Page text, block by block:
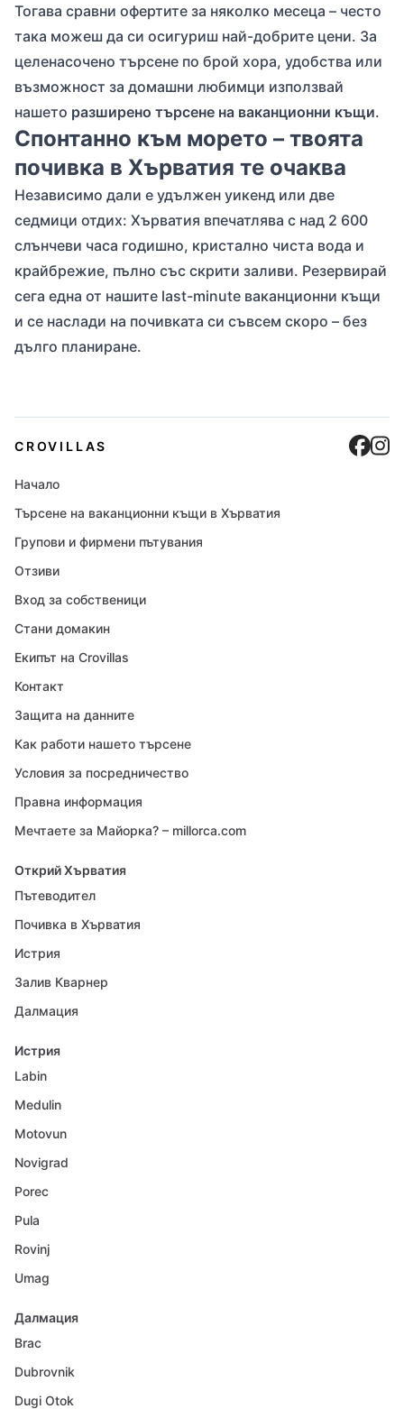
Тогава сравни офертите за няколко месеца – често
така можеш да си осигуриш най-добрите цени. За
целенасочено търсене по брой хора, удобства или
възможност за домашни любимци използвай
нашето разширено търсене на ваканционни къщи.
Спонтанно към морето – твоята
почивка в Хърватия те очаква
Независимо дали е удължен уикенд или две
седмици отдих: Хърватия впечатлява с над 2 600
слънчеви часа годишно, кристално чиста вода и
крайбрежие, пълно със скрити заливи. Резервирай
сега една от нашите last-minute ваканционни къщи
и се наслади на почивката си съвсем скоро – без
дълго планиране.
CROVILLAS
Начало
Търсене на ваканционни къщи в Хърватия
Групови и фирмени пътувания
Отзиви
Вход за собственици
Стани домакин
Екипът на Crovillas
Контакт
Защита на данните
Как работи нашето търсене
Условия за посредничество
Правна информация
Мечтаете за Майорка? – millorca.com
Открий Хърватия
Пътеводител
Почивка в Хърватия
Истрия
Залив Кварнер
Далмация
Истрия
Labin
Medulin
Motovun
Novigrad
Porec
Pula
Rovinj
Umag
Далмация
Brac
Dubrovnik
Dugi Otok